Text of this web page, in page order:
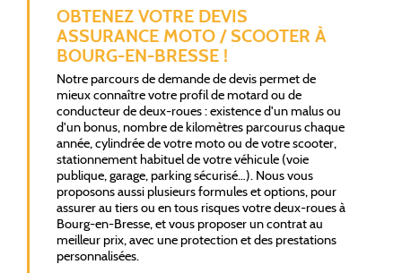
OBTENEZ VOTRE DEVIS
ASSURANCE MOTO / SCOOTER À
BOURG-EN-BRESSE !
Notre parcours de demande de devis permet de
mieux connaître votre profil de motard ou de
conducteur de deux-roues : existence d'un malus ou
d'un bonus, nombre de kilomètres parcourus chaque
année, cylindrée de votre moto ou de votre scooter,
stationnement habituel de votre véhicule (voie
publique, garage, parking sécurisé…). Nous vous
proposons aussi plusieurs formules et options, pour
assurer au tiers ou en tous risques votre deux-roues à
Bourg-en-Bresse, et vous proposer un contrat au
meilleur prix, avec une protection et des prestations
personnalisées.